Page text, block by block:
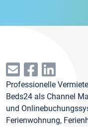
Professionelle
Beds24 als Channel
und
Ferienwohnung,